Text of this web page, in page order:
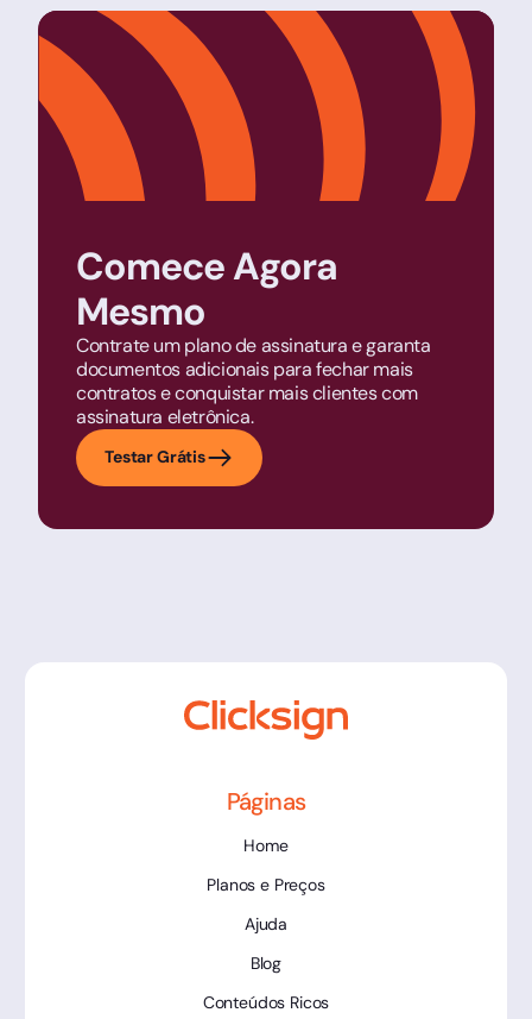
Comece Agora
Mesmo
Contrate um plano de assinatura e garanta
documentos adicionais para fechar mais
contratos e conquistar mais clientes com
assinatura eletrônica.
Testar Grátis
Páginas
Home
Planos e Preços
Ajuda
Blog
Conteúdos Ricos